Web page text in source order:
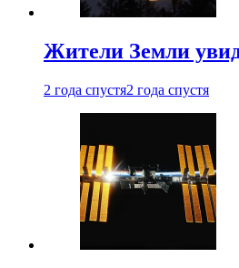
Жители Земли
2 года спустя2 года спустя